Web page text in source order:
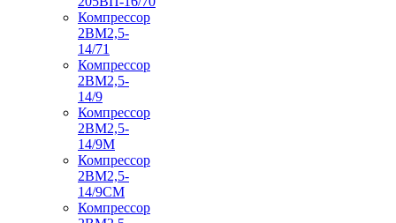
Компрессор
2ВМ2,5-
14/71
Компрессор
2ВМ2,5-
14/9
Компрессор
2ВМ2,5-
14/9М
Компрессор
2ВМ2,5-
14/9СМ
Компрессор